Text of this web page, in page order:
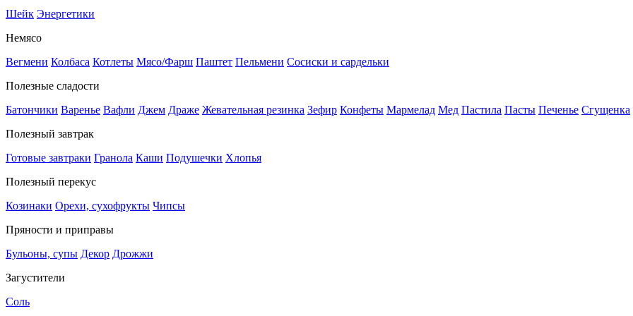
Шейк Энергетики
Немясо
Вегмени Колбаса Котлеты Мясо/Фарш Паштет Пельмени Сосиски и сардельки
Полезные сладости
Батончики Варенье Вафли Джем Драже Жевательная резинка Зефир Конфеты Мармелад Мед Пастила Пасты Печенье Сгущенка
Полезный завтрак
Готовые завтраки Гранола Каши Подушечки Хлопья
Полезный перекус
Козинаки Орехи, сухофрукты Чипсы
Пряности и приправы
Бульоны, супы Декор Дрожжи
Загустители
Соль